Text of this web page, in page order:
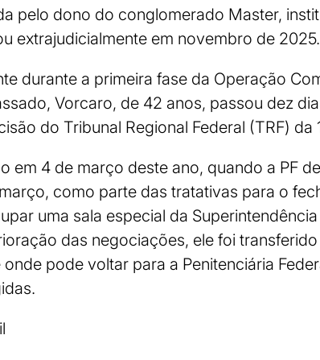
pelo dono do conglomerado Master,
extrajudicialmente em novembro de 2025.
durante a primeira fase da Operação
Vorcaro, de 42 anos, passou dez
do Tribunal Regional Federal (TRF) da
em 4 de março deste ano, quando a PF
como parte das tratativas para o
uma sala especial da Superintendência
das negociações, ele foi
pode voltar para a Penitenciária